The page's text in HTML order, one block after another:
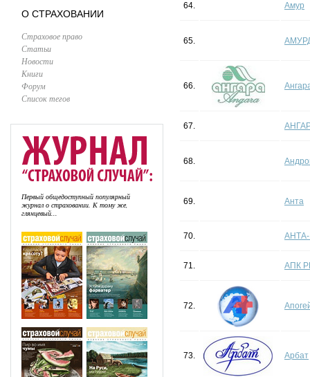
О СТРАХОВАНИИ
Страховое право
Статьи
Новости
Книги
Форум
Список тегов
Первый общедоступный популярный
журнал о страховании. К тому же,
глянцевый...
64. Амур
65.
66.
67.
68.
69. Анта
70.
71. АПК
72.
73. Арбат